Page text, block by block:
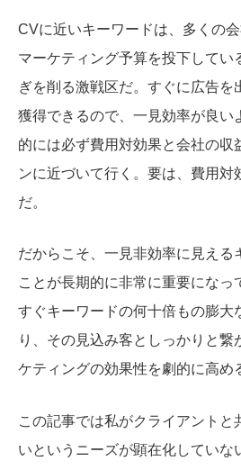
CVに近いキーワードは、多くの
マーケティング予算を投下してい
ぎを削る激戦区だ。すぐに広告を
獲得できるので、 一見効率が良い
的には必ず費用対効果と会社の収
ンに近づいて行く。要は、費用対
だ。
だからこそ、一見非効率に見える
ことが長期的に非常に重要になっ
すぐキーワードの何十倍もの膨大
り、その見込み客としっかりと繋
ケティングの効果性を劇的に高め
この記事では私がクライアントと
いというニーズが顕在化していな